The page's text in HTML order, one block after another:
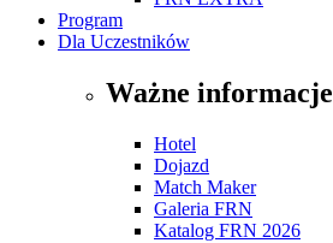
Program
Dla Uczestników
Ważne informacje
Hotel
Dojazd
Match Maker
Galeria FRN
Katalog FRN 2026